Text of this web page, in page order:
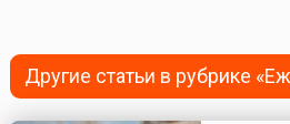
Другие статьи в рубрике